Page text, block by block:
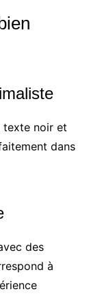
texte noir et
dans
des
à